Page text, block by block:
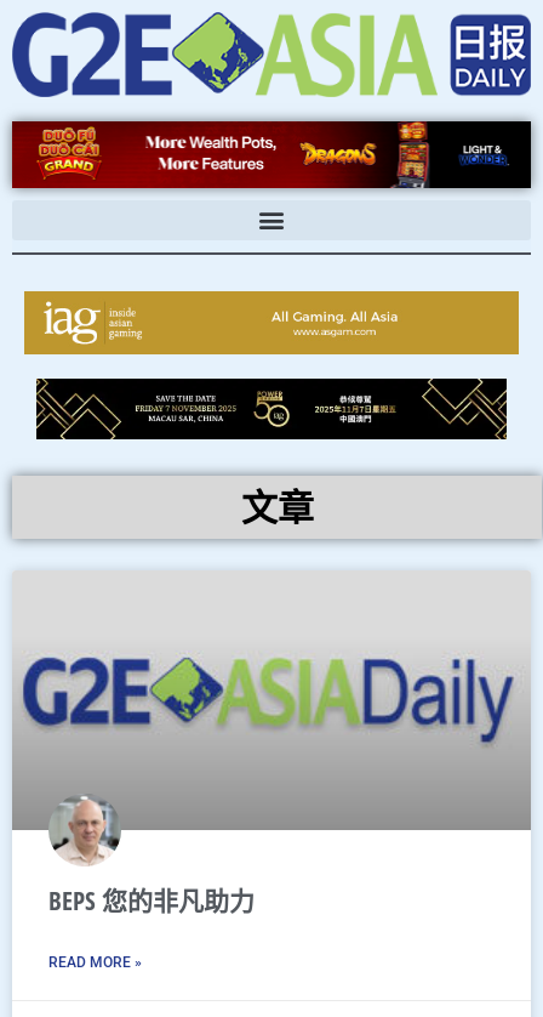
至
内
文章
BEPS 您的非凡助力
READ MORE »